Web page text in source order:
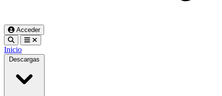
Acceder
Inicio
Descargas